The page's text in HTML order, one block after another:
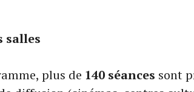
salles
plus de 140 séances sont